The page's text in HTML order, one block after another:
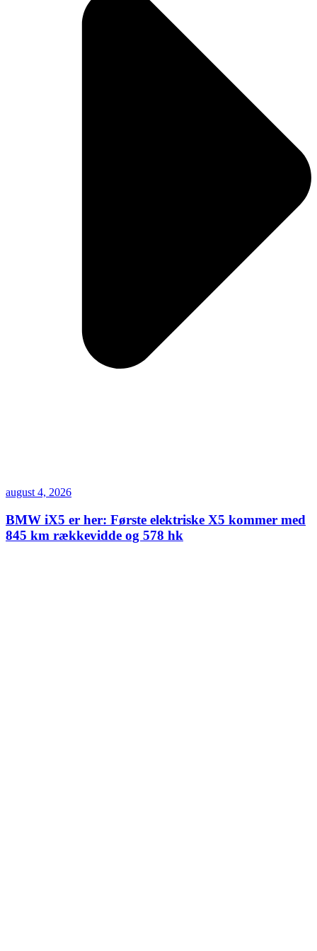
august 4, 2026
BMW iX5 er her: Første elektriske X5 kommer med
845 km rækkevidde og 578 hk